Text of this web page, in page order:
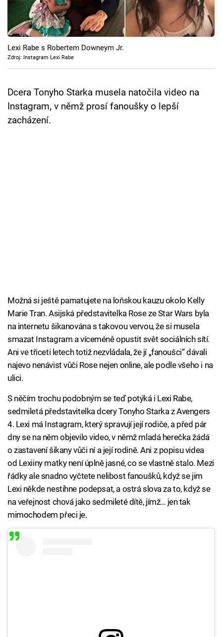
Cool Esport
Pořady
TV Program
Přihlášení
Lexi Rabe s Robertem Downeym Jr.
Zdroj: Instagram Lexi Rabe
Dcera Tonyho Starka musela natočila video na
Instagram, v němž prosí fanoušky o lepší
zacházení.
Možná si ještě pamatujete na loňskou kauzu okolo Kelly
Marie Tran. Asijská představitelka Rose ze Star Wars byla
na internetu šikanována s takovou vervou, že si musela
smazat Instagram a víceméně opustit svět sociálních sítí.
Ani ve třiceti letech totiž nezvládala, že jí „fanoušci“ dávali
najevo nenávist vůči Rose nejen online, ale podle všeho i na
ulici.
S něčím trochu podobným se teď potýká i Lexi Rabe,
sedmiletá představitelka dcery Tonyho Starka z Avengers
4. Lexi má Instagram, který spravují její rodiče, a před pár
dny se na něm objevilo video, v němž mladá herečka žádá
o zastavení šikany vůči ní a její rodině. Ani z popisu videa
od Lexiiny matky není úplně jasné, co se vlastně stalo. Mezi
řádky ale snadno vyčtete nelibost fanoušků, když se jim
Lexi někde nestihne podepsat, a ostrá slova za to, když se
na veřejnost chová jako sedmileté dítě, jímž… jen tak
mimochodem přeci je.